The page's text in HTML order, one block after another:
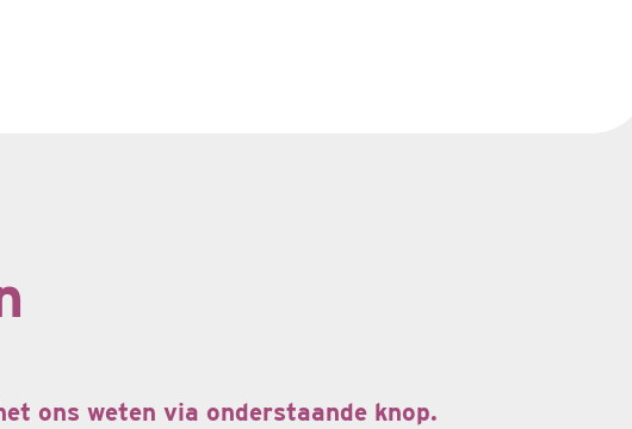
ons weten via onderstaande knop.